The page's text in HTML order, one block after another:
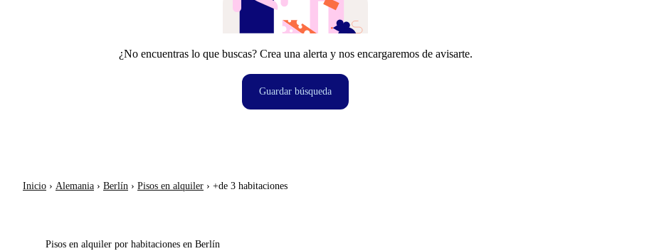
¿No encuentras lo que buscas? Crea una alerta y nos encargaremos de avisarte.
Guardar búsqueda
Inicio › Alemania › Berlín › Pisos en alquiler › +de 3 habitaciones
Pisos en alquiler por habitaciones en Berlín